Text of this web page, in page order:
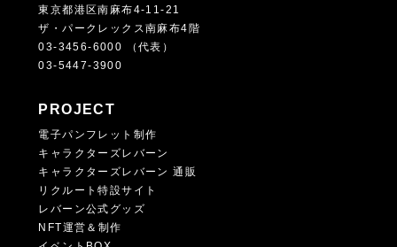
東京都港区南麻布4-11-21
ザ・パークレックス南麻布4階
03-3456-6000 （代表）
03-5447-3900
PROJECT
電子パンフレット制作
キャラクターズレバーン
キャラクターズレバーン 通販
リクルート特設サイト
レバーン公式グッズ
NFT運営＆制作